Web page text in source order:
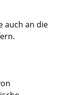
auch an die